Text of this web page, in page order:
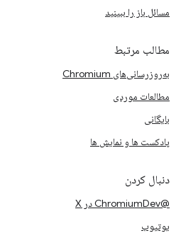
مسائل باز را ببینید
مطالب مرتبط
به‌روزرسانی‌های Chromium
مطالعات موردی
بایگانی
پادکست ها و نمایش ها
دنبال کردن
@ChromiumDev در X
یوتیوب